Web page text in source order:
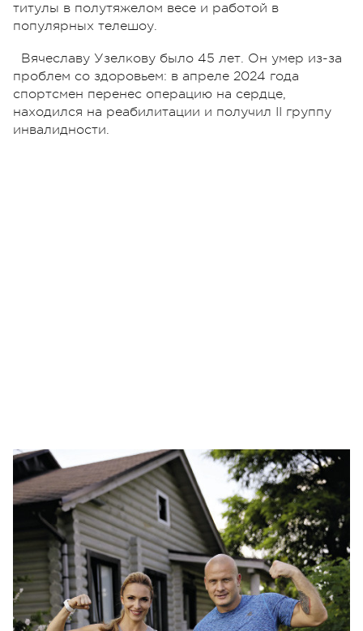
титулы в полутяжелом весе и работой в
популярных телешоу.
Вячеславу Узелкову было 45 лет. Он умер из-за
проблем со здоровьем: в апреле 2024 года
спортсмен перенес операцию на сердце,
находился на реабилитации и получил ІІ группу
инвалидности.